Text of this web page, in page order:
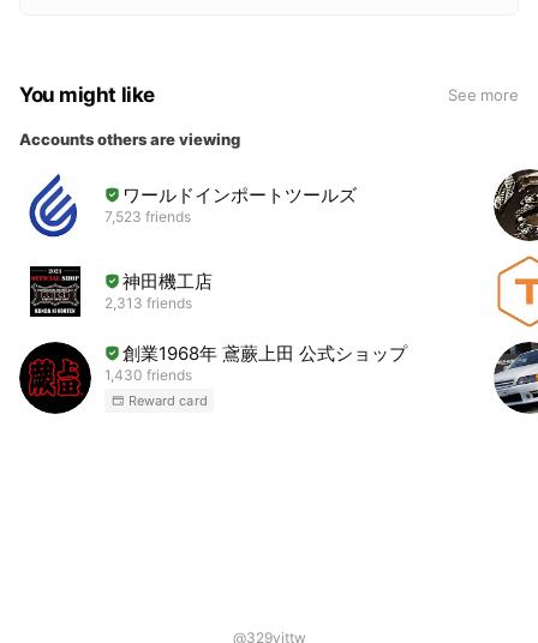
You might like See more
Accounts others are viewing
ワールドインポートツールズ
7,523 friends
神田機工店
2,313 friends
創業1968年 鳶蕨上田 公式ショップ
1,430 friends
Reward card
@329vjttw